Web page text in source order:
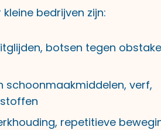
bedrijven zijn:
botsen tegen
schoonmaakmiddelen, verf,
repetitieve